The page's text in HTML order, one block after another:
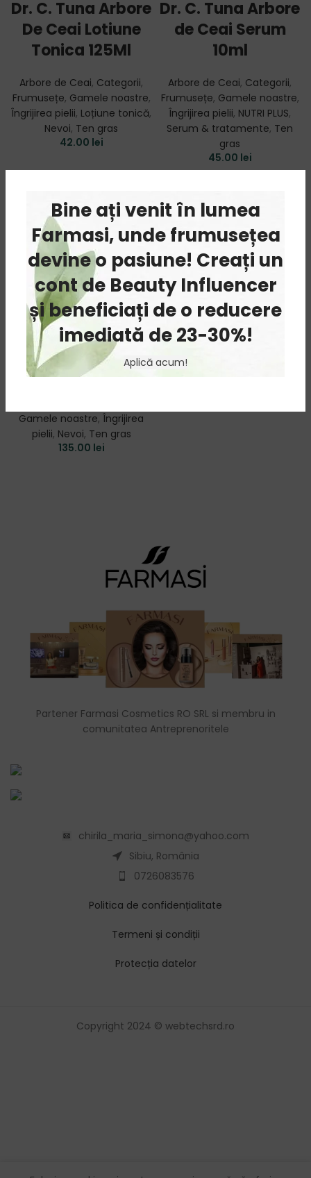
Bine ați venit în lumea
Farmasi, unde frumusețea
devine o pasiune! Creați un
cont de Beauty Influencer
și beneficiați de o reducere
imediată de 23-30%!
Aplică acum!
Dr. C. Tuna Arbore
De Ceai Lotiune
Tonica 125Ml
Arbore de Ceai, Categorii,
Frumusețe, Gamele noastre,
Îngrijirea pielii, Loțiune tonică,
Nevoi, Ten gras
42.00 lei
Dr. C. Tuna Arbore
de Ceai Serum
10ml
Arbore de Ceai, Categorii,
Frumusețe, Gamele noastre,
Îngrijirea pielii, NUTRI PLUS,
Serum & tratamente, Ten
gras
45.00 lei
Ritual de ingrijire
Dr. C. Tuna Arbore
de Ceai
Gamele noastre, Îngrijirea
pielii, Nevoi, Ten gras
135.00 lei
Partener Farmasi Cosmetics RO SRL si membru in
comunitatea Antreprenoritele
chirila_maria_simona@yahoo.com
Sibiu, România
0726083576
Politica de confidențialitate
Termeni și condiții
Protecția datelor
Copyright 2024 © webtechsrd.ro